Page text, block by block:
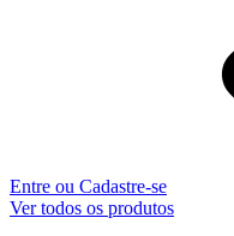
Entre ou Cadastre-se
Ver todos os produtos